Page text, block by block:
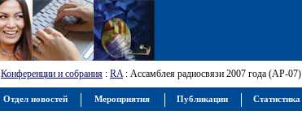
Конференции и собрания : RA: Ассамблея радиосвязи 2007 года (АР-07)
Отдел новостей Мероприятия Публикации Статистика